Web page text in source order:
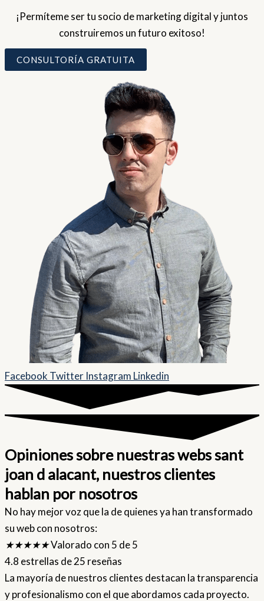
¡Permíteme ser tu socio de marketing digital y juntos
construiremos un futuro exitoso!
CONSULTORÍA GRATUITA
Facebook Twitter Instagram Linkedin
Opiniones sobre nuestras webs sant
joan d alacant, nuestros clientes
hablan por nosotros
No hay mejor voz que la de quienes ya han transformado
su web con nosotros:
★★★★★Valorado con 5 de 5
4.8 estrellas de 25 reseñas
La mayoría de nuestros clientes destacan la transparencia
y profesionalismo con el que abordamos cada proyecto.